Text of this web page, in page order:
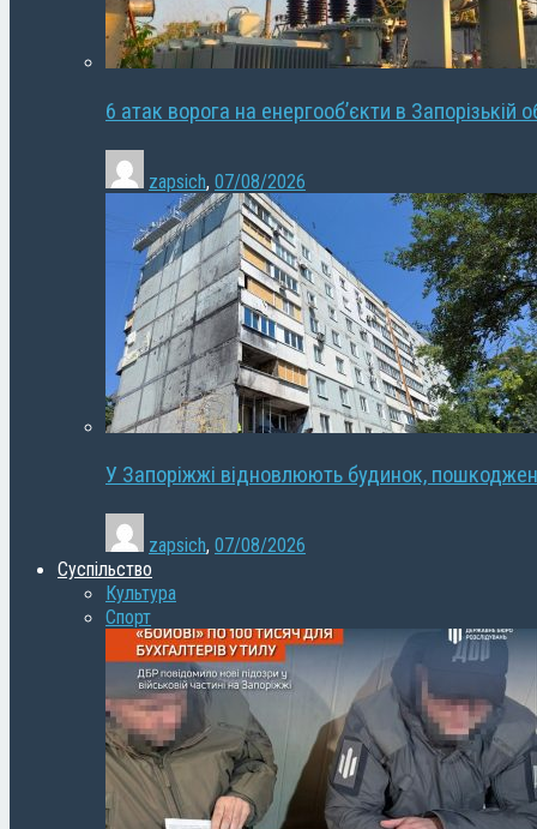
6 атак ворога на енергооб’єкти в Запорізькій
zapsich, 07/08/2026
У Запоріжжі відновлюють будинок,
zapsich, 07/08/2026
Суспільство
Культура
Спорт